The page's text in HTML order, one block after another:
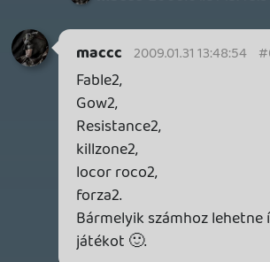
S3E01 : LOL 😃
Jó volt ez a podcast a DeadSpacen nagyon
elkezdtem röhögni 😃
Remélem a többiek direkt olyan témákat
raknak be, hogy ne bírd ki belepofázás
nélkül :D:D
liquid 2009.01.31 00:05:43